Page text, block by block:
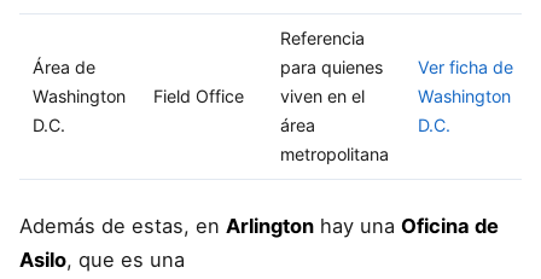
Área de
Washington
D.C.
Field Office
Referencia
para quienes
viven en el
área
metropolitana
Ver ficha de
Washington
D.C.
Además de estas, en Arlington hay una Oficina de
Asilo, que es una